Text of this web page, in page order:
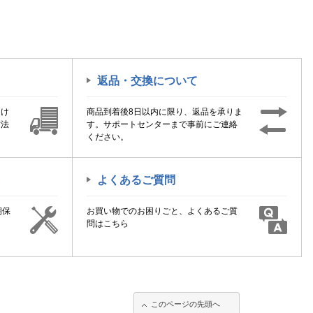
返品・交換について
商品到着後8日以内に限り、返品を承りま
す。サポートセンターまで事前にご連絡
ください。
保
よくあるご質問
お買い物でのお困りごと、よくあるご質
問はこちら
このページの先頭へ
このページの先頭へ